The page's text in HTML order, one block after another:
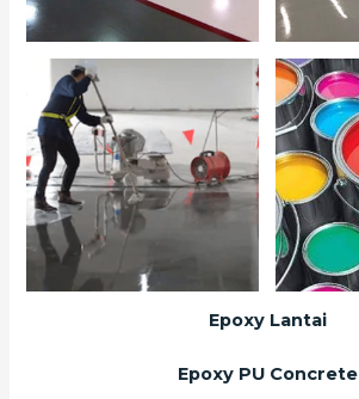
Epoxy Lantai
Epoxy PU Concrete